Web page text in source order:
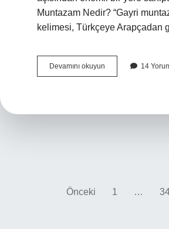
Muntazam Nedir? “Gayri
kelimesi, Türkçeye Arapçadan
Devamını okuyun
muntazam
14
Önceki 1 …